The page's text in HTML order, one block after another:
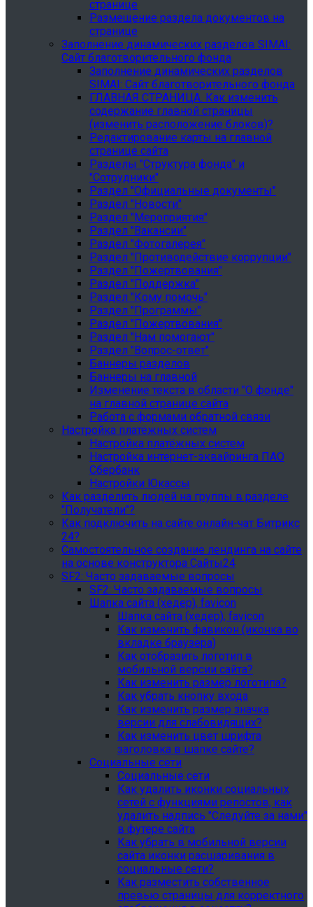
странице
Размещение раздела документов на
странице
Заполнение динамических разделов SIMAI:
Сайт благотворительного фонда
Заполнение динамических разделов
SIMAI: Сайт благотворительного фонда
ГЛАВНАЯ СТРАНИЦА. Как изменить
содержание главной страницы
(изменить расположение блоков)?
Редактирование карты на главной
странице сайта
Разделы "Структура фонда" и
"Сотрудники"
Раздел "Официальные документы"
Раздел "Новости"
Раздел "Мероприятия"
Раздел "Вакансии"
Раздел "Фотогалерея"
Раздел "Противодействие коррупции"
Раздел "Пожертвования"
Раздел "Поддержка"
Раздел "Кому помочь"
Раздел "Программы"
Раздел "Пожертвования"
Раздел "Нам помогают"
Раздел "Вопрос-ответ"
Баннеры разделов
Баннеры на главной
Изменение текста в области "О фонде"
на главной странице сайта
Работа с формами обратной связи
Настройка платёжных систем
Настройка платёжных систем
Настройка интернет-эквайринга ПАО
Сбербанк
Настройки Юкассы
Как разделить людей на группы в разделе
"Получатели"?
Как подключить на сайте онлайн-чат Битрикс
24?
Самостоятельное создание лендинга на сайте
на основе конструктора Сайты24
SF2: Часто задаваемые вопросы
SF2: Часто задаваемые вопросы
Шапка сайта (хедер), favicon
Шапка сайта (хедер), favicon
Как изменить фавикон (иконка во
вкладке браузера)
Как отобразить логотип в
мобильной версии сайта?
Как изменить размер логотипа?
Как убрать кнопку входа
Как изменить размер значка
версии для слабовидящих?
Как изменить цвет шрифта
заголовка в шапке сайте?
Социальные сети
Социальные сети
Как удалить иконки социальных
сетей с функциями репостов, как
удалить надпись "Следуйте за нами"
в футере сайта
Как убрать в мобильной версии
сайта иконки расшаривания в
социальные сети?
Как разместить собственное
превью страницы для корректного